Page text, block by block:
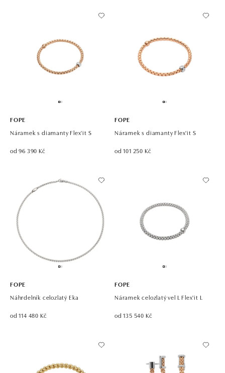
FOPE
Náramek s diamanty Flex'it S
od 96 390 Kč
FOPE
Náramek s diamanty Flex'it S
od 101 250 Kč
FOPE
Náhrdelník celozlatý Eka
od 114 480 Kč
FOPE
Náramek celozlatý vel L Flex'it L
od 135 540 Kč